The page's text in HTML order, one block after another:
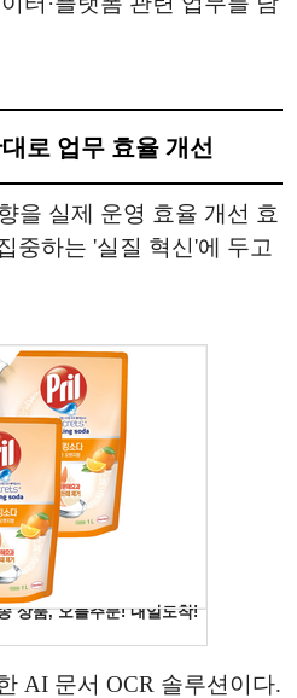
로 업무 효율 개선
을 실제 운영 효율 개선 효
중하는 '실질 혁신'에 두고
AI 문서 OCR 솔루션이다.